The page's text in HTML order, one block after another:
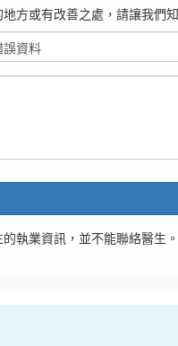
方或有改善之處，請讓我們
執業資訊，並不能聯絡醫生